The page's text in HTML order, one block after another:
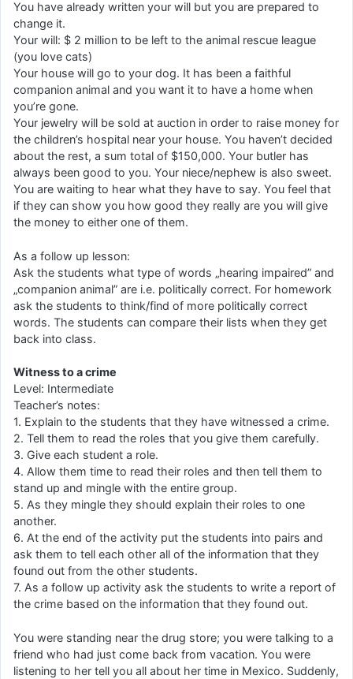
You have already written your will but you are prepared to
change it.
Your will: $ 2 million to be left to the animal rescue league
(you love cats)
Your house will go to your dog. It has been a faithful
companion animal and you want it to have a home when
you’re gone.
Your jewelry will be sold at auction in order to raise money for
the children’s hospital near your house. You haven’t decided
about the rest, a sum total of $150,000. Your butler has
always been good to you. Your niece/nephew is also sweet.
You are waiting to hear what they have to say. You feel that
if they can show you how good they really are you will give
the money to either one of them.
As a follow up lesson:
Ask the students what type of words „hearing impaired” and
„companion animal” are i.e. politically correct. For homework
ask the students to think/find of more politically correct
words. The students can compare their lists when they get
back into class.
Witness to a crime
Level: Intermediate
Teacher’s notes:
1. Explain to the students that they have witnessed a crime.
2. Tell them to read the roles that you give them carefully.
3. Give each student a role.
4. Allow them time to read their roles and then tell them to
stand up and mingle with the entire group.
5. As they mingle they should explain their roles to one
another.
6. At the end of the activity put the students into pairs and
ask them to tell each other all of the information that they
found out from the other students.
7. As a follow up activity ask the students to write a report of
the crime based on the information that they found out.
You were standing near the drug store; you were talking to a
friend who had just come back from vacation. You were
listening to her tell you all about her time in Mexico. Suddenly,